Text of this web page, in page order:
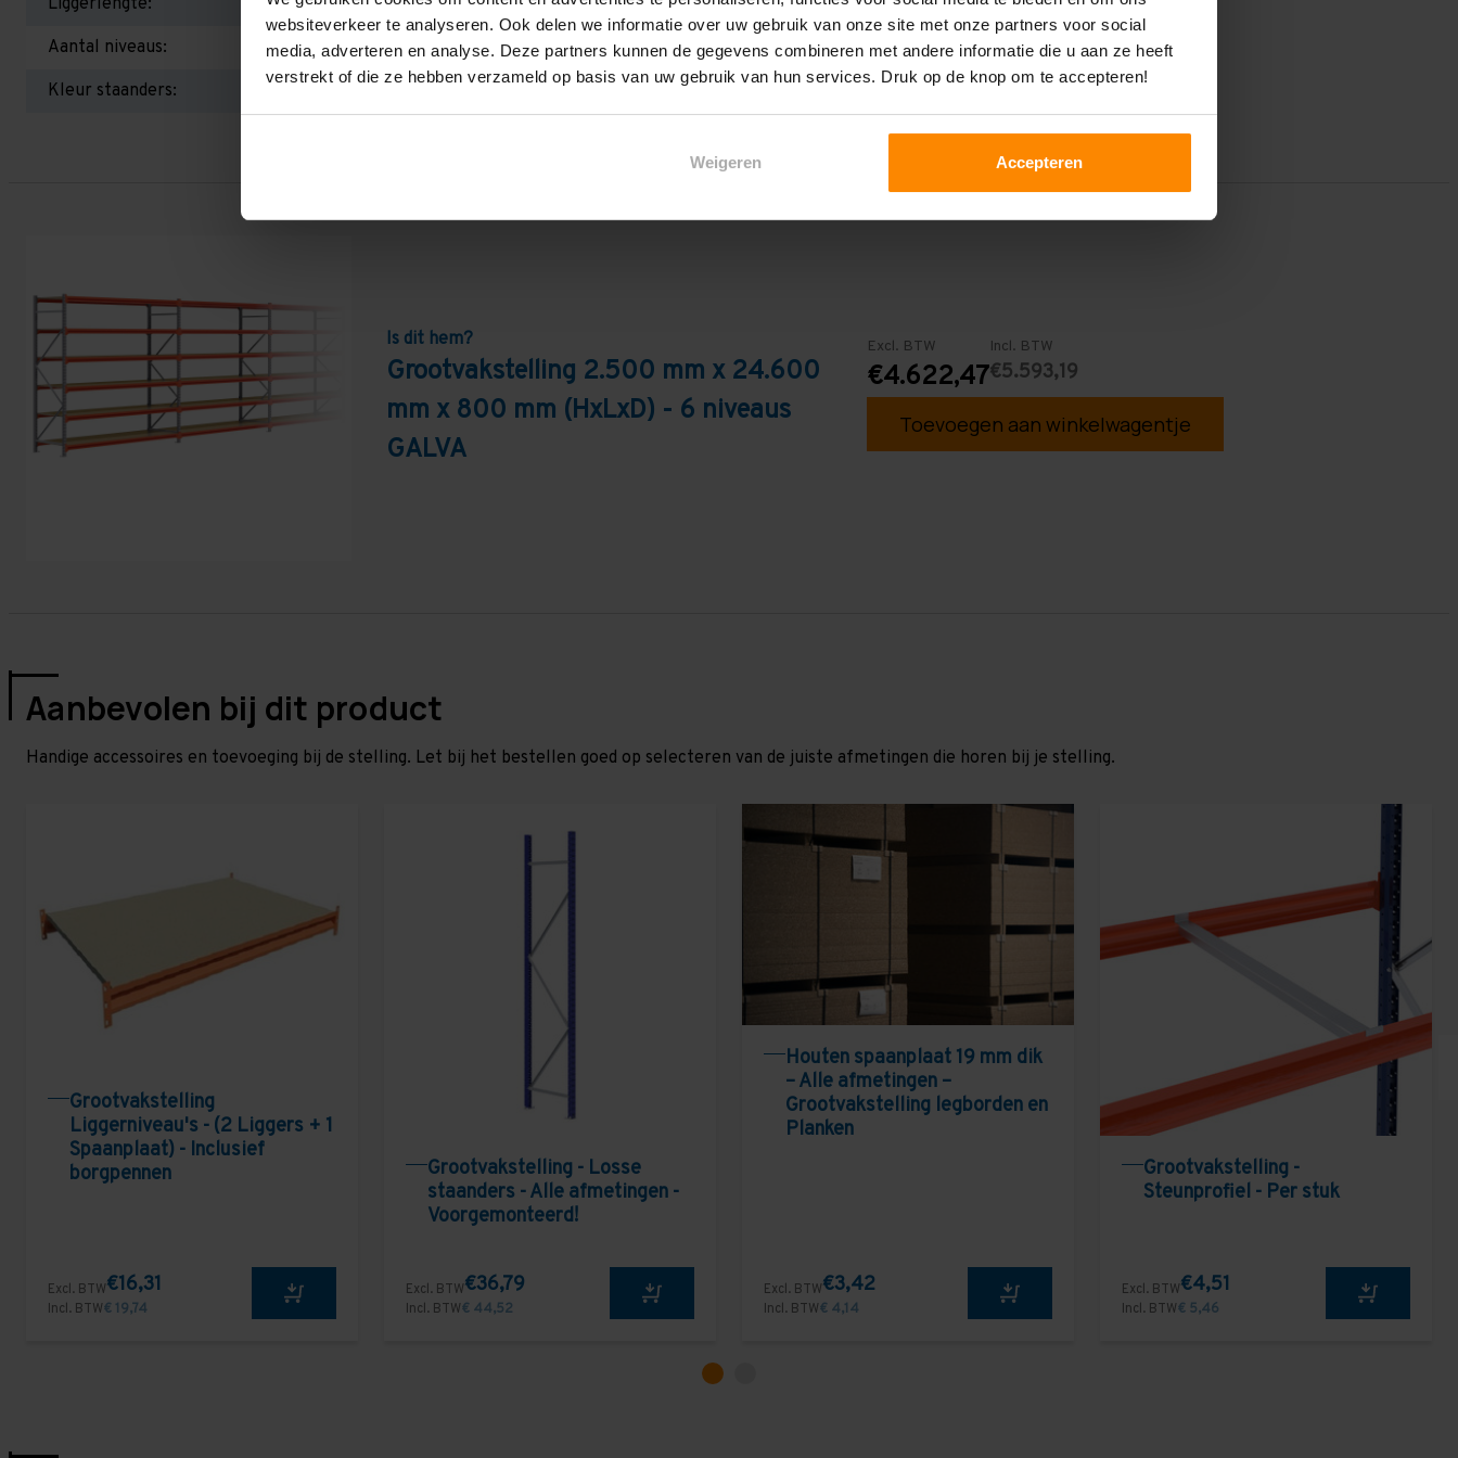
websiteverkeer te analyseren. Ook delen we informatie over uw gebruik van onze site met onze partners voor social
media, adverteren en analyse. Deze partners kunnen de gegevens combineren met andere informatie die u aan ze heeft
verstrekt of die ze hebben verzameld op basis van uw gebruik van hun services. Druk op de knop om te accepteren!
Weigeren Accepteren
Liggerlengte:
2.400 mm
Aantal niveaus:
6
Kleur staanders:
Is dit hem?
Grootvakstelling 2.500 mm x 24.600
mm x 800 mm (HxLxD) - 6 niveaus
GALVA
Excl. BTW
€4.622,47
Incl. BTW
€5.593,19
Toevoegen aan winkelwagentje
Aanbevolen bij dit product
Handige accessoires en toevoeging bij de stelling. Let bij het bestellen goed op selecteren van de juiste afmetingen die horen bij je stelling.
Grootvakstelling
Liggerniveau's - (2 Liggers + 1
Spaanplaat) - Inclusief
borgpennen
Excl. BTW€16,31
Incl. BTW€ 19,74
Grootvakstelling - Losse
staanders - Alle afmetingen -
Voorgemonteerd!
Excl. BTW€36,79
Incl. BTW€ 44,52
Houten spaanplaat 19 mm dik
– Alle afmetingen –
Grootvakstelling legborden en
Planken
Excl. BTW€3,42
Incl. BTW€ 4,14
Grootvakstelling -
Steunprofiel - Per stuk
Excl. BTW€4,51
Incl. BTW€ 5,46